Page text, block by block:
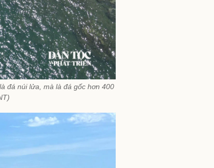
đá núi lửa, mà là đá gốc hơn 400